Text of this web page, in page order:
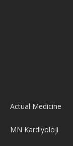
Actual Medicine
MN Kardiyoloji